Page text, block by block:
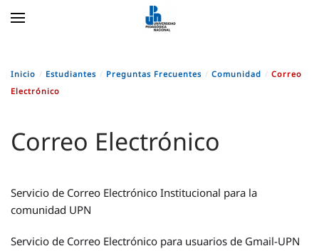
Inicio Estudiantes Preguntas Frecuentes Comunidad
Correo
Electrónico
Correo Electrónico
Servicio de Correo Electrónico Institucional para la
comunidad UPN
Servicio de Correo Electrónico para usuarios de Gmail-UPN